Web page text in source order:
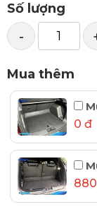
Số lượng
-
Mua thêm
0 đ